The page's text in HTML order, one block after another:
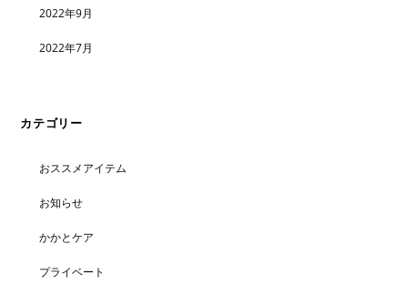
2022年9月
2022年7月
カテゴリー
おススメアイテム
お知らせ
かかとケア
プライベート